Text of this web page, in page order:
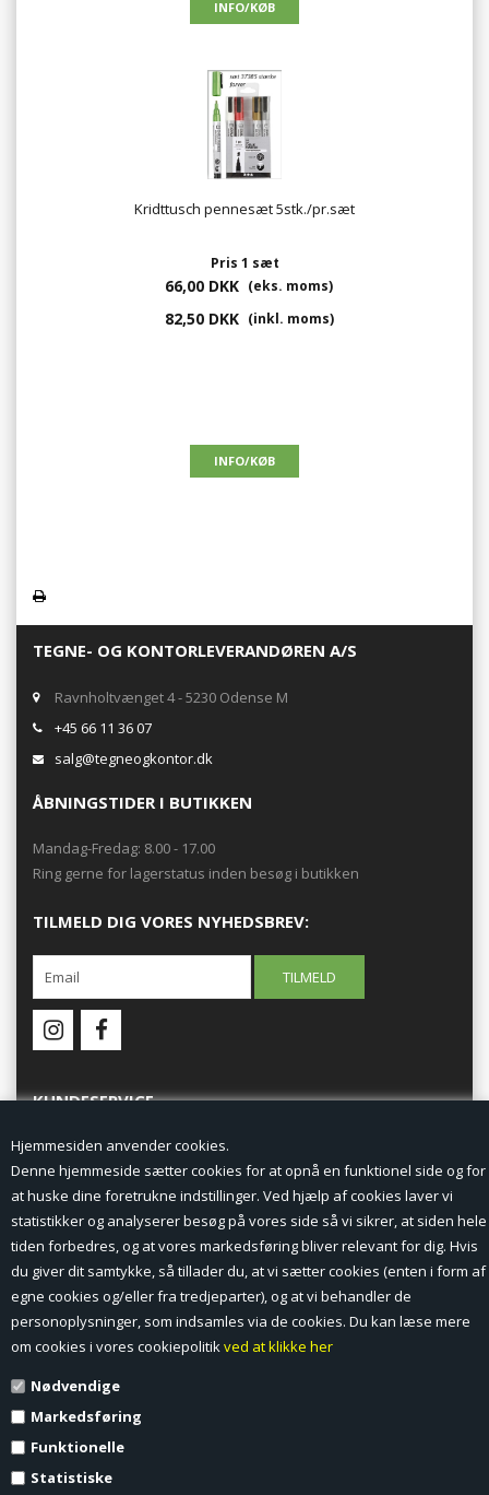
Hjemmesiden anvender cookies.
Denne hjemmeside sætter cookies for at opnå en funktionel side og for
at huske dine foretrukne indstillinger. Ved hjælp af cookies laver vi
statistikker og analyserer besøg på vores side så vi sikrer, at siden hele
tiden forbedres, og at vores markedsføring bliver relevant for dig. Hvis
du giver dit samtykke, så tillader du, at vi sætter cookies (enten i form af
egne cookies og/eller fra tredjeparter), og at vi behandler de
personoplysninger, som indsamles via de cookies. Du kan læse mere
om cookies i vores cookiepolitikved at klikke her
Nødvendige
Markedsføring
Funktionelle
Statistiske
Kridttusch pennesæt 5stk./pr.sæt
Pris 1 sæt
66,00 DKK (eks. moms)
82,50 DKK (inkl. moms)
TEGNE- OG KONTORLEVERANDØREN A/S
Ravnholtvænget 4 - 5230 Odense M
+45 66 11 36 07
salg@tegneogkontor.dk
ÅBNINGSTIDER I BUTIKKEN
Mandag-Fredag: 8.00 - 17.00
Ring gerne for lagerstatus inden besøg i butikken
TILMELD DIG VORES NYHEDSBREV:
KUNDESERVICE
Min Konto
Nyheder
Vilkår og betingelser
Profil
Erhverv log ind (B2B)
Kontakt